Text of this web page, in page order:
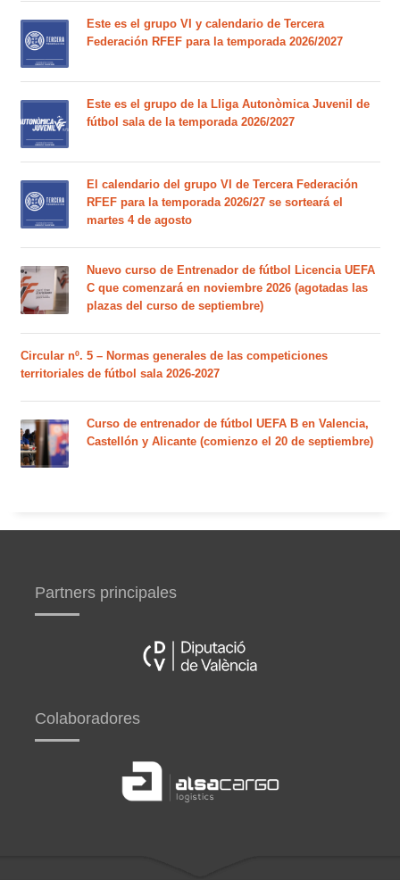
Este es el grupo VI y calendario de Tercera
Federación RFEF para la temporada 2026/2027
Este es el grupo de la Lliga Autonòmica Juvenil de
fútbol sala de la temporada 2026/2027
El calendario del grupo VI de Tercera Federación
RFEF para la temporada 2026/27 se sorteará el
martes 4 de agosto
Nuevo curso de Entrenador de fútbol Licencia UEFA
C que comenzará en noviembre 2026 (agotadas las
plazas del curso de septiembre)
Circular nº. 5 – Normas generales de las competiciones
territoriales de fútbol sala 2026-2027
Curso de entrenador de fútbol UEFA B en Valencia,
Castellón y Alicante (comienzo el 20 de septiembre)
Partners principales
Colaboradores